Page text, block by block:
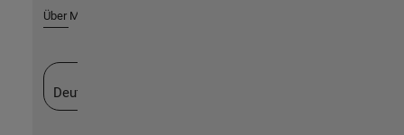
Über MathWorks
Deutschland